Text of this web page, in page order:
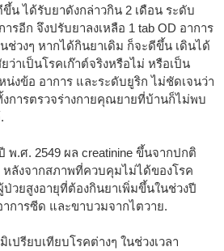
น ได้รับยาดังกล่าวกิน 2 เดือน ระดับ
ารอีก จึงปรับยาลงเหลือ 1 tab OD อาการ
ช่วงๆ หากได้กินยาเดิม ก็จะดีขึ้น เดินได้
ว่าเป็นโรคเก๊าต์จริงหรือไม่ หรือเป็น
น่งข้อ อาการ และระดับยูริก ไม่ชัดเจนว่า
งการตรวจร่างกายคุณยายที่บ้านก็ไม่พบ
พ.ศ. 2549 ผล creatinine ขึ้นจากปกติ
หลังจากสภาพที่ควบคุมไม่ได้ของโรค
ป่วยสูงอายุที่ต้องกินยาเพิ่มขึ้นในช่วงปี
การซีด และขาบวมจากไตวาย.
ปรียบเทียบโรคต่างๆ ในช่วงเวลา